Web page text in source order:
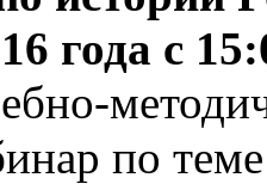
года с
по